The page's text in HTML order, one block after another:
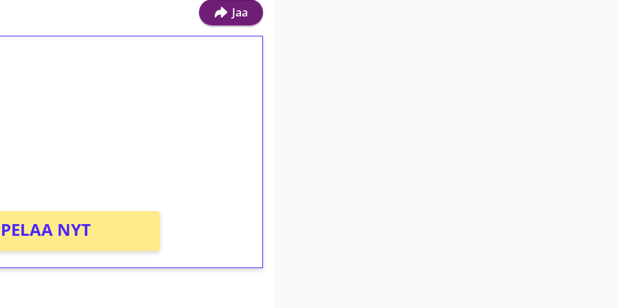
Jaa
PELAA NYT